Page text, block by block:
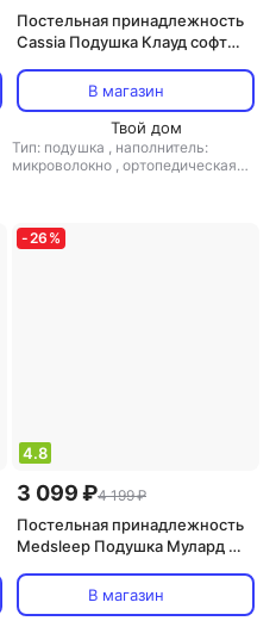
Постельная принадлежность
Cassia Подушка Клауд софт
В магазин
Твой дом
Тип: подушка , наполнитель:
микроволокно , ортопедическая
-26 %
4.8
3 099 ₽4 199 ₽
Постельная принадлежность
Medsleep Подушка Мулард M
В магазин